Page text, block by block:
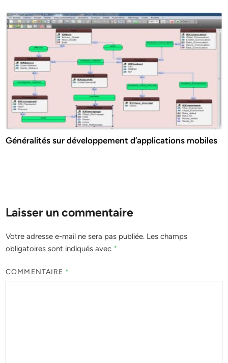
Généralités sur développement d’applications mobiles
Laisser un commentaire
Votre adresse e-mail ne sera pas publiée. Les champs
obligatoires sont indiqués avec *
COMMENTAIRE *